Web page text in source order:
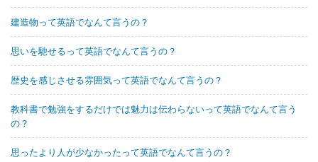
建造物って英語でなんて言うの？
思いを馳せるって英語でなんて言うの？
歴史を感じさせる雰囲気って英語でなんて言うの？
教科書で勉強をするだけでは魅力は伝わらないって英語でなんて言う
の？
思ったより人が少なかったって英語でなんて言うの？